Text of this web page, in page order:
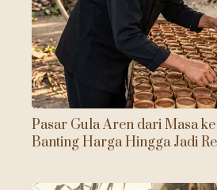
Pasar Gula Aren dari Masa
Banting Harga Hingga Jadi